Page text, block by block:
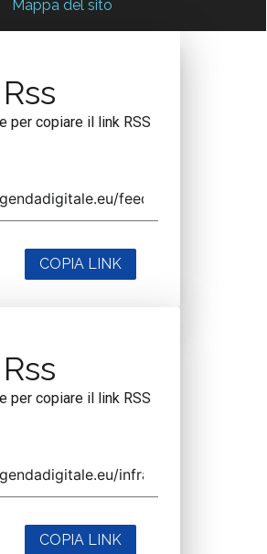
Mappa del sito
per copiare il link RSS
COPIA LINK
per copiare il link RSS
COPIA LINK